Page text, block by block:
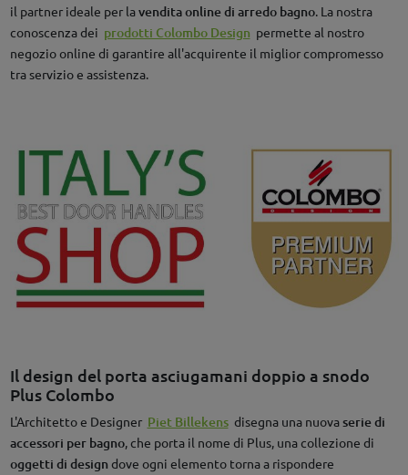
il partner ideale per lavendita online di arredo bagno. La nostra
conoscenza dei prodotti Colombo Design permette al nostro
negozio online di garantire all'acquirente il miglior compromesso
tra servizio e assistenza.
Il design del porta asciugamani doppio a snodo
Plus Colombo
L'Architetto e Designer Piet Billekens disegna una nuovaserie di
accessori per bagno, che porta il nome di Plus, una collezione di
oggetti di design dove ogni elemento torna a rispondere